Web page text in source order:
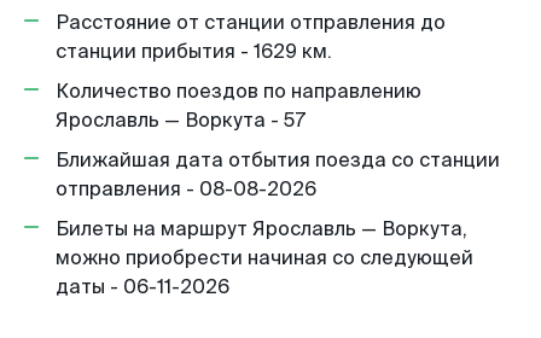
Расстояние от станции отправления до
станции прибытия - 1629 км.
Количество поездов по направлению
Ярославль — Воркута - 57
Ближайшая дата отбытия поезда со станции
отправления - 08-08-2026
Билеты на маршрут Ярославль — Воркута,
можно приобрести начиная со следующей
даты - 06-11-2026